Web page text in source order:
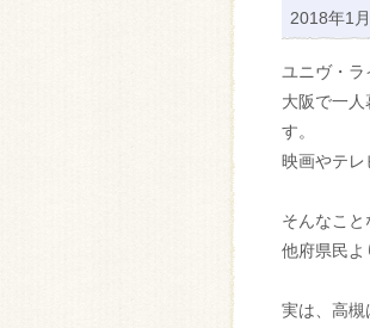
2018年1
ユニヴ・ラ
大阪で一
す。
映画やテレ
そんなこ
他府県民よ
実は、高槻